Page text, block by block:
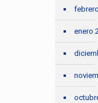
enero